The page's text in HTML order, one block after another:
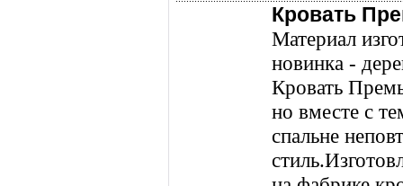
Кровать
Материал
новинка -
Кровать
но вместе с
спальне